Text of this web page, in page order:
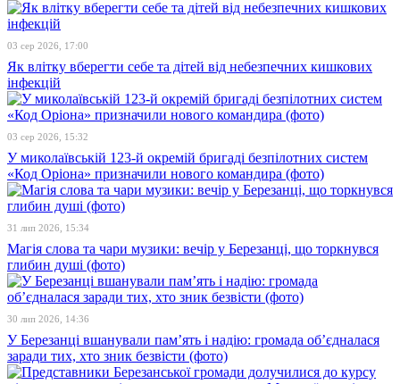
03 сер 2026, 17:00
Як влітку вберегти себе та дітей від небезпечних кишкових
інфекцій
03 сер 2026, 15:32
У миколаївській 123-й окремій бригаді безпілотних систем
«Код Оріона» призначили нового командира (фото)
31 лип 2026, 15:34
Магія слова та чари музики: вечір у Березанці, що торкнувся
глибин душі (фото)
30 лип 2026, 14:36
У Березанці вшанували пам’ять і надію: громада об’єдналася
заради тих, хто зник безвісти (фото)